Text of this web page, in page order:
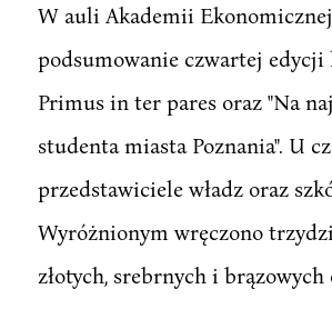
W auli Akademii Ekonomicznej
podsumowanie czwartej edycji
Primus in ter pares oraz "Na
studenta miasta Poznania". U
przedstawiciele władz oraz
Wyróżnionym wręczono
złotych, srebrnych i brązowych